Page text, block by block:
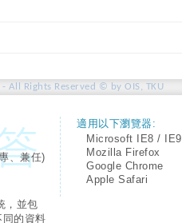
All Rights Reserved © by OIS, TKU
、兼任)
，並包
的資料
適用以下瀏覽器:
Microsoft IE8 / IE9
Mozilla Firefox
Google Chrome
Apple Safari